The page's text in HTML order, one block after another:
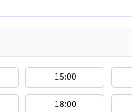
15:00
18:00